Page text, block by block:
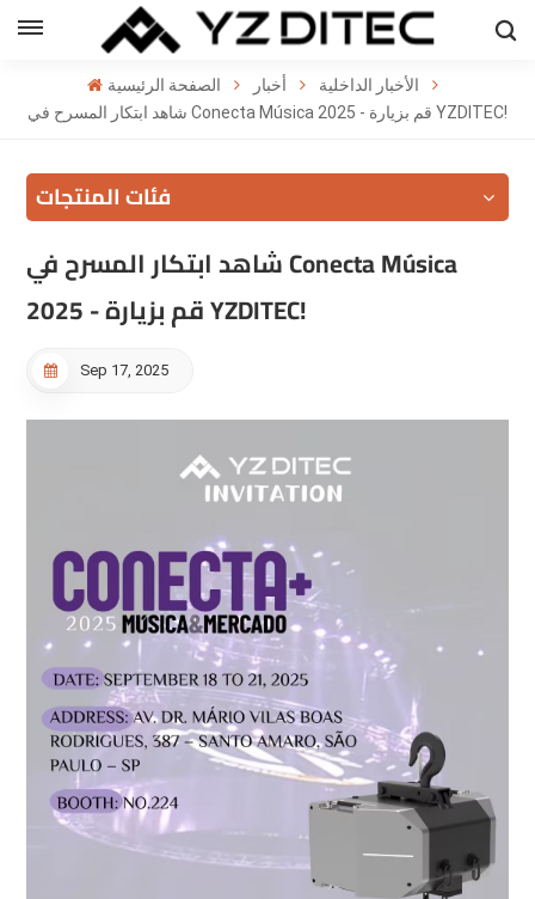
الصفحة الرئيسية أخبار
الأخبار الداخلية
شاهد ابتكار المسرح في Conecta Música 2025 - قم بزيارة YZDITEC!
فئات المنتجات
شاهد ابتكار المسرح في Conecta Música
2025 - قم بزيارة YZDITEC!
Sep 17, 2025